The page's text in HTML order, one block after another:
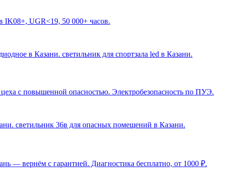
IK08+, UGR<19, 50 000+ часов.
в Казани. светильник для спортзала led в Казани.
с повышенной опасностью. Электробезопасность по ПУЭ.
светильник 36в для опасных помещений в Казани.
— вернём с гарантией. Диагностика бесплатно, от 1000 ₽.